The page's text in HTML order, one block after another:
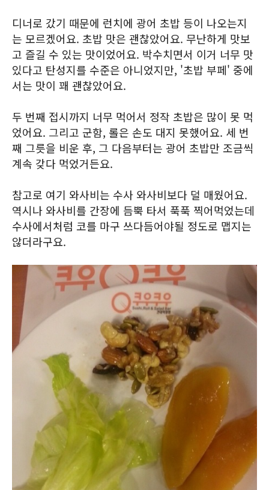
디너로 갔기 때문에 런치에 광어 초밥 등이 나오는지
는 모르겠어요. 초밥 맛은 괜찮았어요. 무난하게 맛보
고 즐길 수 있는 맛이었어요. 박수치면서 이거 너무 맛
있다고 탄성지를 수준은 아니었지만, '초밥 부페' 중에
서는 맛이 꽤 괜찮았어요.
두 번째 접시까지 너무 먹어서 정작 초밥은 많이 못 먹
었어요. 그리고 군함, 롤은 손도 대지 못했어요. 세 번
째 그릇을 비운 후, 그 다음부터는 광어 초밥만 조금씩
계속 갖다 먹었거든요.
참고로 여기 와사비는 수사 와사비보다 덜 매웠어요.
역시나 와사비를 간장에 듬뿍 타서 푹푹 찍어먹었는데
수사에서처럼 코를 마구 쓰다듬어야될 정도로 맵지는
않더라구요.